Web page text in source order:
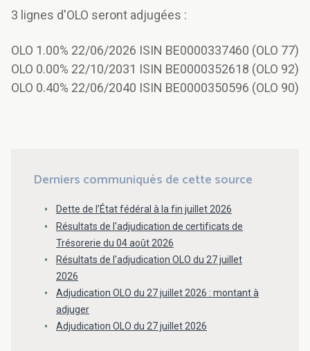
3 lignes d'OLO seront adjugées :
OLO 1.00% 22/06/2026 ISIN BE0000337460 (OLO 77)
OLO 0.00% 22/10/2031 ISIN BE0000352618 (OLO 92)
OLO 0.40% 22/06/2040 ISIN BE0000350596 (OLO 90)
Derniers communiqués de cette source
Dette de l’État fédéral à la fin juillet 2026
Résultats de l'adjudication de certificats de
Trésorerie du 04 août 2026
Résultats de l'adjudication OLO du 27 juillet
2026
Adjudication OLO du 27 juillet 2026 : montant à
adjuger
Adjudication OLO du 27 juillet 2026